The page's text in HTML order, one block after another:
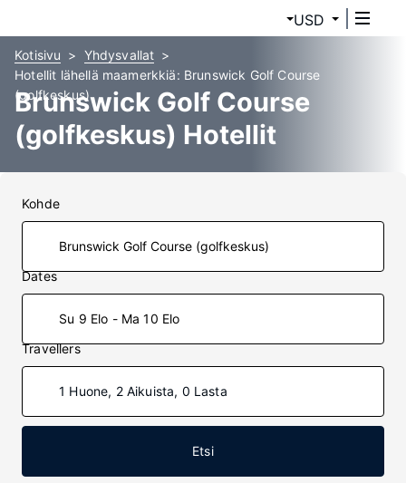
USD
Kotisivu
Yhdysvallat
Hotellit lähellä maamerkkiä: Brunswick Golf Course
(golfkeskus)
Brunswick Golf Course
(golfkeskus) Hotellit
Kohde
Dates
Su 9 Elo - Ma 10 Elo
Travellers
1 Huone, 2 Aikuista, 0 Lasta
Etsi